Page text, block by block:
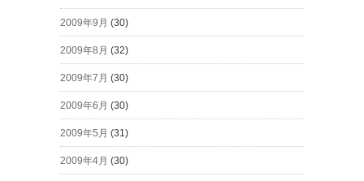
2009年9月 (30)
2009年8月 (32)
2009年7月 (30)
2009年6月 (30)
2009年5月 (31)
2009年4月 (30)